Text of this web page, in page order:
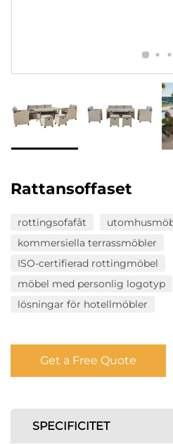
Rattansoffaset
rottingsofafåt
kommersiella terrassmöbler
ISO-certifierad rottingmöbel
möbel med personlig logotyp
lösningar för hotellmöbler
Get a Free Quote
SPECIFICITET